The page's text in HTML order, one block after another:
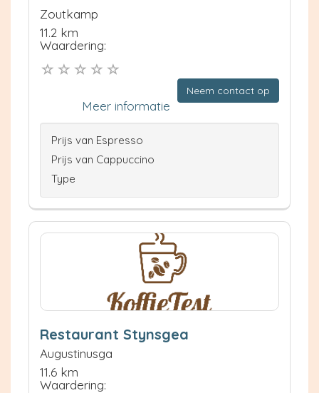
Zoutkamp
11.2 km
Waardering:
Neem contact op
Meer informatie
Prijs van Espresso
Prijs van Cappuccino
Type
Restaurant Stynsgea
Augustinusga
11.6 km
Waardering: